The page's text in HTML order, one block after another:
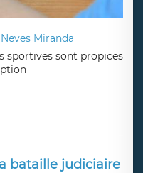
Miranda
sportives sont propices
bataille judiciaire